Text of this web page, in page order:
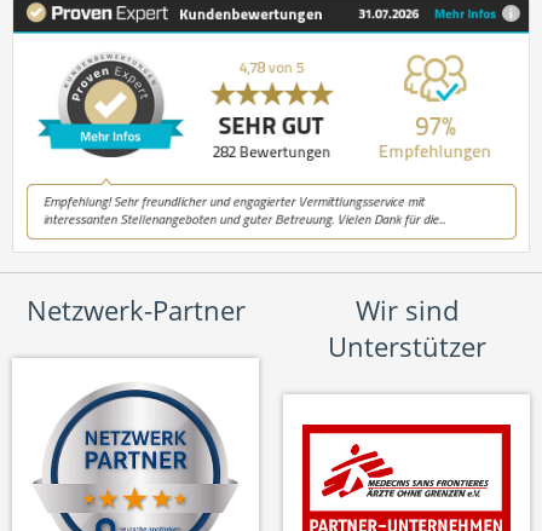
Netzwerk-Partner
Wir sind
Unterstützer